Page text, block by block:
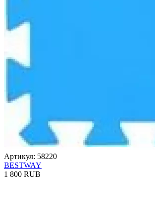
Артикул: 58220
BESTWAY
1 800 RUB